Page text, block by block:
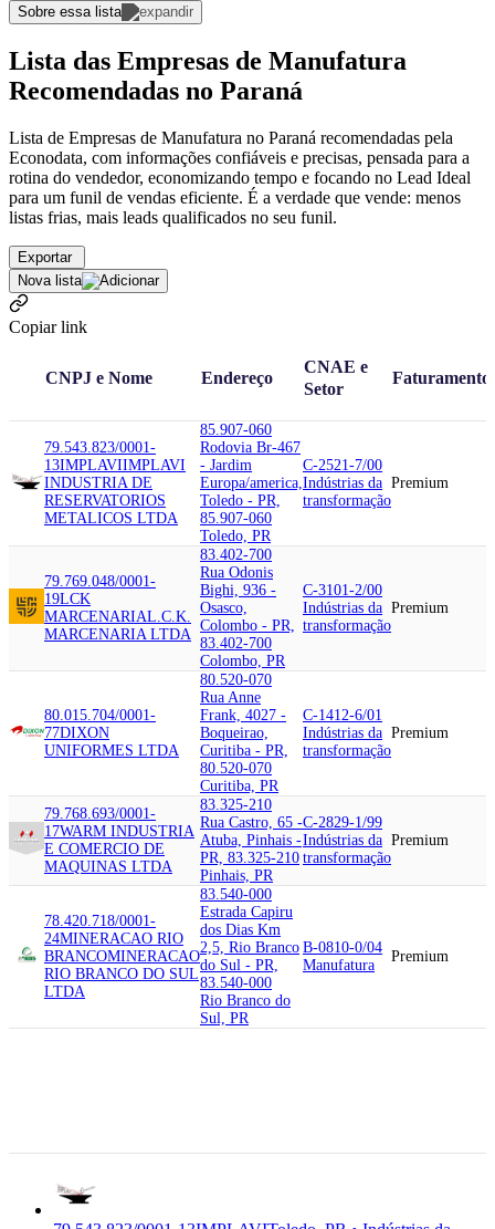
Sobre essa lista
Lista das Empresas de Manufatura
Recomendadas no Paraná
Lista de Empresas de Manufatura no Paraná recomendadas pela
Econodata, com informações confiáveis e precisas, pensada para a
rotina do vendedor, economizando tempo e focando no Lead Ideal
para um funil de vendas eficiente. É a verdade que vende: menos
listas frias, mais leads qualificados no seu funil.
Exportar
Nova lista
Copiar link
CNPJ e Nome Endereço
CNAE e
Setor
Faturamento
79.543.823/0001-
13IMPLAVIIMPLAVI
INDUSTRIA DE
RESERVATORIOS
METALICOS LTDA
85.907-060
Rodovia Br-467
- Jardim
Europa/america,
Toledo - PR,
85.907-060
Toledo, PR
C-2521-7/00
Indústrias da
transformação
Premium
79.769.048/0001-
19LCK
MARCENARIAL.C.K.
MARCENARIA LTDA
83.402-700
Rua Odonis
Bighi, 936 -
Osasco,
Colombo - PR,
83.402-700
Colombo, PR
C-3101-2/00
Indústrias da
transformação
Premium
80.015.704/0001-
77DIXON
UNIFORMES LTDA
80.520-070
Rua Anne
Frank, 4027 -
Boqueirao,
Curitiba - PR,
80.520-070
Curitiba, PR
C-1412-6/01
Indústrias da
transformação
Premium
79.768.693/0001-
17WARM INDUSTRIA
E COMERCIO DE
MAQUINAS LTDA
83.325-210
Rua Castro, 65 -
Atuba, Pinhais -
PR, 83.325-210
Pinhais, PR
C-2829-1/99
Indústrias da
transformação
Premium
78.420.718/0001-
24MINERACAO RIO
BRANCOMINERACAO
RIO BRANCO DO SUL
LTDA
83.540-000
Estrada Capiru
dos Dias Km
2,5, Rio Branco
do Sul - PR,
83.540-000
Rio Branco do
Sul, PR
B-0810-0/04
Manufatura
Premium